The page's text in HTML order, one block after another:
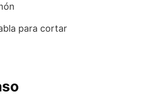
para cortar